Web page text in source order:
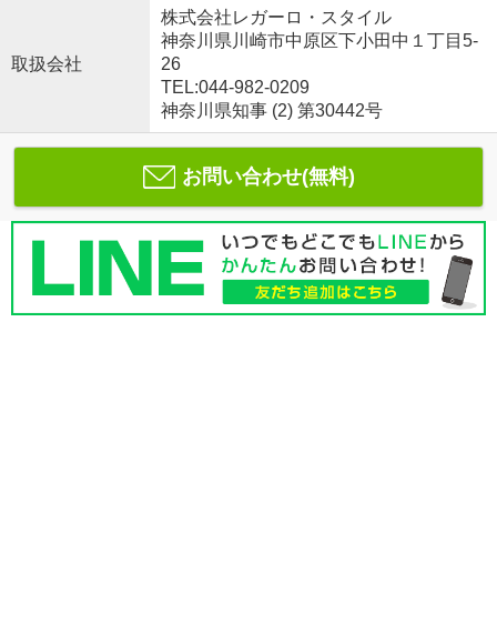
取扱会社
株式会社レガーロ・スタイル
神奈川県川崎市中原区下小田中１丁目5-
26
TEL:044-982-0209
神奈川県知事 (2) 第30442号
お問い合わせ(無料)